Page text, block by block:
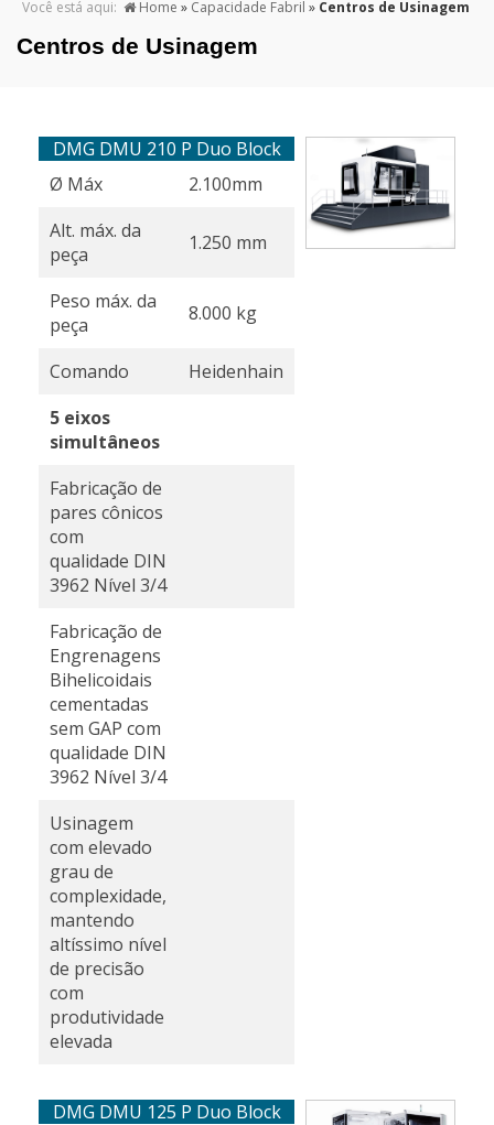
Home » Capacidade Fabril » Centros de Usinagem
Centros de Usinagem
DMG DMU 210 P Duo Block
Ø Máx
2.100mm
Alt. máx. da
peça
1.250 mm
Peso máx. da
peça
8.000 kg
Comando
Heidenhain
5 eixos
simultâneos
Fabricação de
pares cônicos
com
qualidade DIN
3962 Nível 3/4
Fabricação de
Engrenagens
Bihelicoidais
cementadas
sem GAP com
qualidade DIN
3962 Nível 3/4
Usinagem
com elevado
grau de
complexidade,
mantendo
altíssimo nível
de precisão
com
produtividade
elevada
DMG DMU 125 P Duo Block